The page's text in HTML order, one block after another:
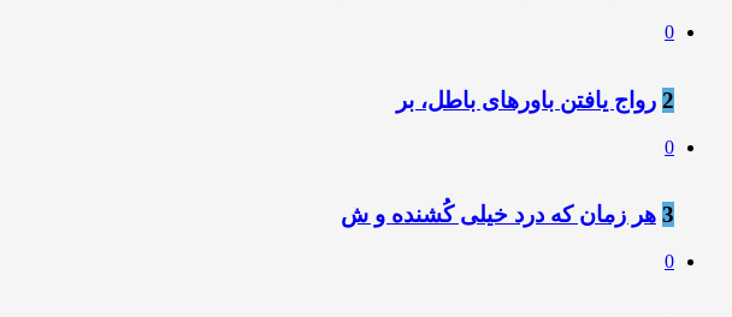
0
2 رواج یافتن باورهای باطل، بر
0
3 هر زمان که درد خیلی کُشنده و ش
0